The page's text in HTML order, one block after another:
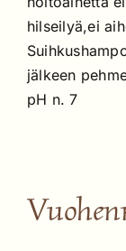
hilseilyä,ei
jälkeen
pH n. 7